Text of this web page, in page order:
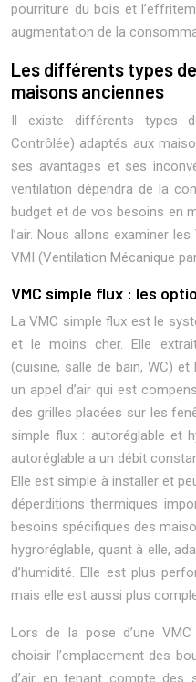
pourriture du bois et
augmentation de la
Les différents types
maisons anciennes
Il existe différents types
Contrôlée) adaptés aux
ses avantages et ses
ventilation dépendra de la
budget et de vos besoins en
l’air. Nous allons examiner
VMI (Ventilation Mécanique
VMC simple flux : les
La VMC simple flux est le
et le moins cher. Elle
(cuisine, salle de bain, WC) et
un appel d’air qui est
des grilles placées sur les
simple flux : autoréglable et
autoréglable a un débit
Elle est simple à installer et
déperditions thermiques
besoins spécifiques des
hygroréglable, quant à elle,
d’humidité. Elle est plus
mais elle est aussi plus
Lors de la pose d’une
choisir l’emplacement des
d’air en tenant compte